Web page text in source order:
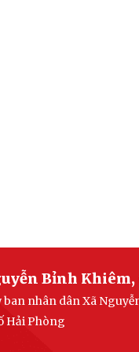
Bỉnh
nhân dân Xã
Hải Phòng